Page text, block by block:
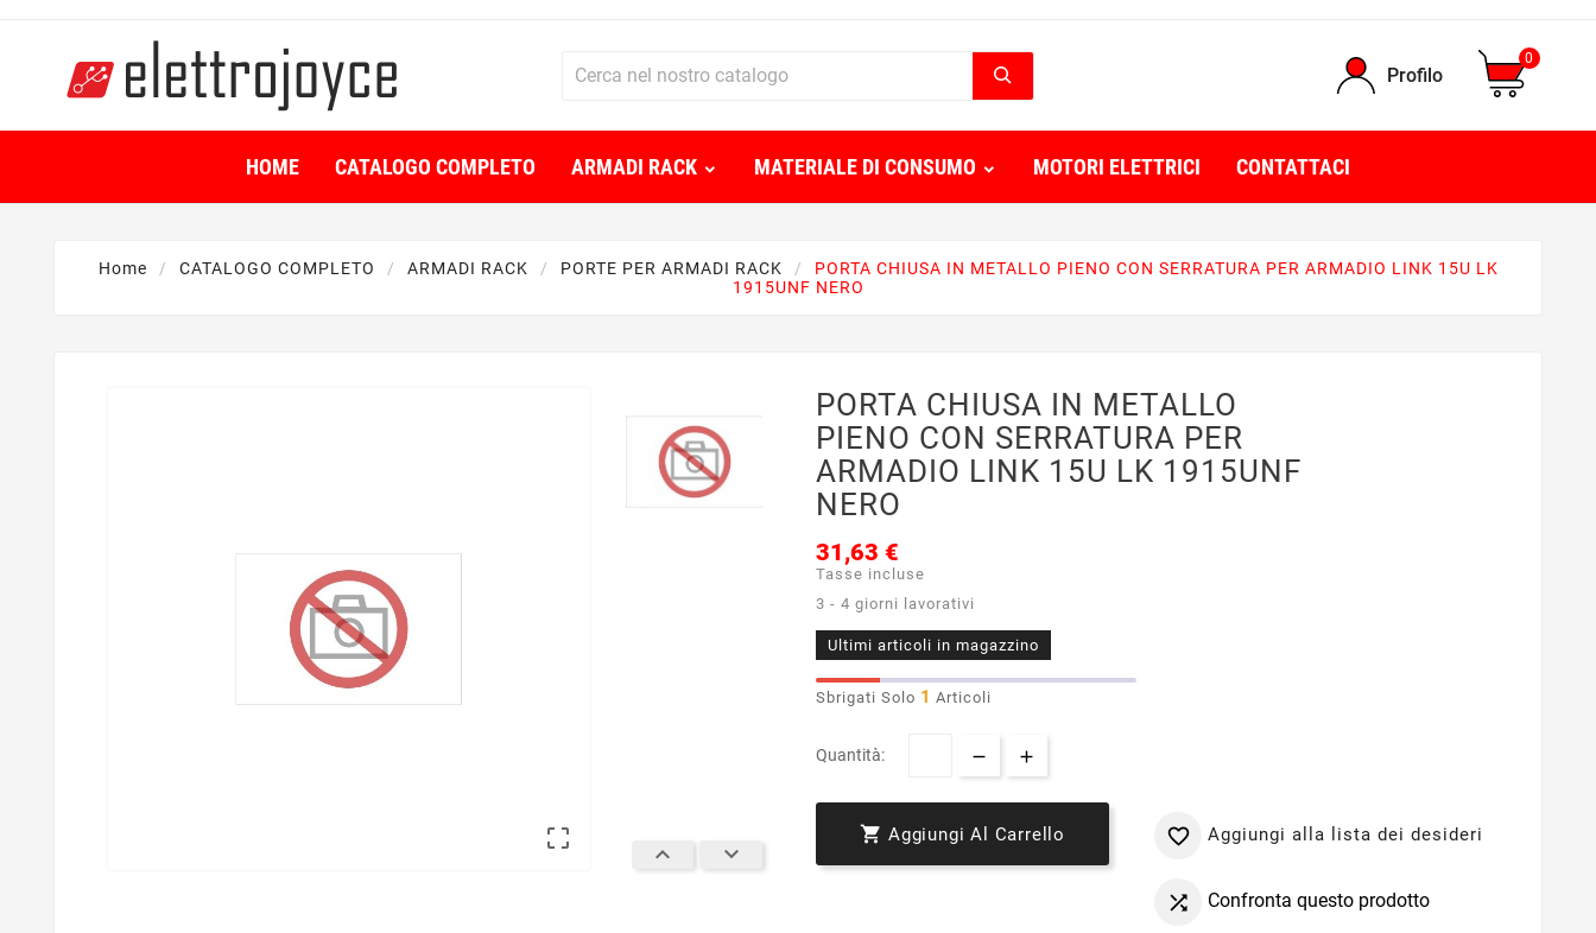
Profilo
0
HOME CATALOGO COMPLETO ARMADI RACK MATERIALE DI CONSUMO MOTORI ELETTRICI CONTATTACI
Home CATALOGO COMPLETO ARMADI RACK PORTE PER ARMADI RACK
PORTA CHIUSA IN METALLO PIENO CON SERRATURA PER ARMADIO LINK 15U LK
1915UNF NERO

 
PORTA CHIUSA IN METALLO
PIENO CON SERRATURA PER
ARMADIO LINK 15U LK 1915UNF
NERO
31,63 €
Tasse incluse
3 - 4 giorni lavorativi
Ultimi articoli in magazzino
Sbrigati Solo 1 Articoli
Quantità:
 Aggiungi Al Carrello  Aggiungi alla lista dei desideri
 Confronta questo prodotto